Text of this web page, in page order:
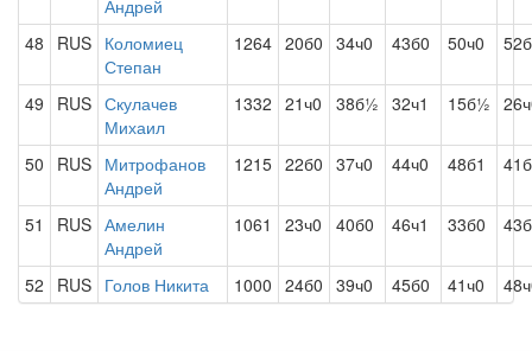
Андрей
48 RUS Коломиец
Степан
1264 20б0 34ч0 43б0 50ч0
49 RUS Скулачев
Михаил
1332 21ч0 38б½ 32ч1 15б½
50 RUS Митрофанов
Андрей
1215 22б0 37ч0 44ч0 48б1
51 RUS Амелин
Андрей
1061 23ч0 40б0 46ч1 33б0
52 RUS Голов Никита 1000 24б0 39ч0 45б0 41ч0